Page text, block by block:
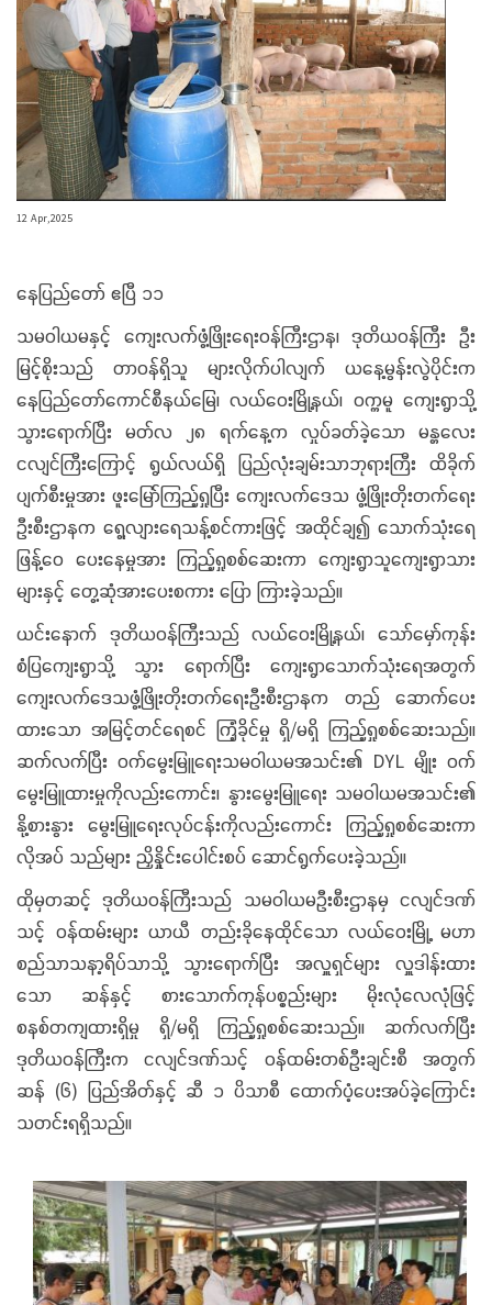
12 Apr,2025
နေပြည်တော် ဧပြီ ၁၁
သမဝါယမနှင့် ကျေးလက်ဖွံ့ဖြိုးရေးဝန်ကြီးဌာန၊ ဒုတိယဝန်ကြီး ဦး
မြင့်စိုးသည် တာဝန်ရှိသူ များလိုက်ပါလျက် ယနေ့မွန်းလွဲပိုင်းက
နေပြည်တော်ကောင်စီနယ်မြေ၊ လယ်ဝေးမြို့နယ်၊ ဝက္ကမူ ကျေးရွာသို့
သွားရောက်ပြီး မတ်လ ၂၈ ရက်နေ့က လှုပ်ခတ်ခဲ့သော မန္တလေး
ငလျင်ကြီးကြောင့် ရွယ်လယ်ရှိ ပြည်လုံးချမ်းသာဘုရားကြီး ထိခိုက်
ပျက်စီးမှုအား ဖူးမြော်ကြည့်ရှုပြီး ကျေးလက်ဒေသ ဖွံ့ဖြိုးတိုးတက်ရေး
ဦးစီးဌာနက ရွေ့လျားရေသန့်စင်ကားဖြင့် အထိုင်ချ၍ သောက်သုံးရေ
ဖြန့်ဝေ ပေးနေမှုအား ကြည့်ရှုစစ်ဆေးကာ ကျေးရွာသူကျေးရွာသား
များနှင့် တွေ့ဆုံအားပေးစကား ပြော ကြားခဲ့သည်။
ယင်းနောက် ဒုတိယဝန်ကြီးသည် လယ်ဝေးမြို့နယ်၊ သော်မှော်ကုန်း
စံပြကျေးရွာသို့ သွား ရောက်ပြီး ကျေးရွာသောက်သုံးရေအတွက်
ကျေးလက်ဒေသဖွံ့ဖြိုးတိုးတက်ရေးဦးစီးဌာနက တည် ဆောက်ပေး
ထားသော အမြင့်တင်ရေစင် ကြံ့ခိုင်မှု ရှိ/မရှိ ကြည့်ရှုစစ်ဆေးသည်။
ဆက်လက်ပြီး ဝက်မွေးမြူရေးသမဝါယမအသင်း၏ DYL မျိုး ဝက်
မွေးမြူထားမှုကိုလည်းကောင်း၊ နွားမွေးမြူရေး သမဝါယမအသင်း၏
နို့စားနွား မွေးမြူရေးလုပ်ငန်းကိုလည်းကောင်း ကြည့်ရှုစစ်ဆေးကာ
လိုအပ် သည်များ ညှိနှိုင်းပေါင်းစပ် ဆောင်ရွက်ပေးခဲ့သည်။
ထိုမှတဆင့် ဒုတိယဝန်ကြီးသည် သမဝါယမဦးစီးဌာနမှ ငလျင်ဒဏ်
သင့် ဝန်ထမ်းများ ယာယီ တည်းခိုနေထိုင်သော လယ်ဝေးမြို့ မဟာ
စည်သာသနာ့ရိပ်သာသို့ သွားရောက်ပြီး အလှူရှင်များ လှူဒါန်းထား
သော ဆန်နှင့် စားသောက်ကုန်ပစ္စည်းများ မိုးလုံလေလုံဖြင့်
စနစ်တကျထားရှိမှု ရှိ/မရှိ ကြည့်ရှုစစ်ဆေးသည်။ ဆက်လက်ပြီး
ဒုတိယဝန်ကြီးက ငလျင်ဒဏ်သင့် ဝန်ထမ်းတစ်ဦးချင်းစီ အတွက်
ဆန် (၆) ပြည်အိတ်နှင့် ဆီ ၁ ပိသာစီ ထောက်ပံ့ပေးအပ်ခဲ့ကြောင်း
သတင်းရရှိသည်။